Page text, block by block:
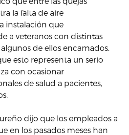
la falta de aire
instalación que
a veteranos con distintas
de ellos encamados.
esto representa un serio
con ocasionar
de salud a pacientes,
dijo que los empleados a
en los pasados meses han